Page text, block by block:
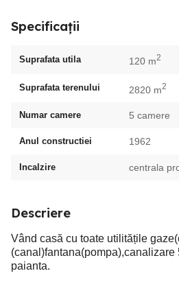
Specificații
Suprafata utila 120 m2
Suprafata terenului 2820 m2
Numar camere 5 camere
Anul constructiei 1962
Incalzire centrala
Descriere
Vând casă cu toate utilitățile
(canal)fantana(pompa),canalizare
paianta.